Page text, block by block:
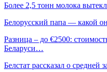
Более 2,5 тонн молока
Белорусский папа — какой
Разница – до €2500:
Беларуси…
Белстат рассказал о средней